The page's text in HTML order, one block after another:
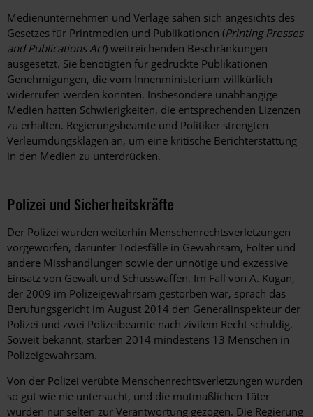
Medienunternehmen und Verlage sahen sich angesichts des
Gesetzes für Printmedien und Publikationen (Printing Presses
and Publications Act) weitreichenden Beschränkungen
ausgesetzt. Sie benötigten für gedruckte Publikationen
Genehmigungen, die vom Innenministerium willkürlich
widerrufen werden konnten. Insbesondere unabhängige
Medien hatten Schwierigkeiten, die entsprechenden Lizenzen
zu erhalten. Regierungsbeamte und Politiker strengten
Verleumdungsklagen an, um eine kritische Berichterstattung
in den Medien zu unterdrücken.
Polizei und Sicherheitskräfte
Der Polizei wurden weiterhin Menschenrechtsverletzungen
vorgeworfen, darunter Todesfälle in Gewahrsam, Folter und
andere Misshandlungen sowie der unnötige und exzessive
Einsatz von Gewalt und Schusswaffen. Im Fall von A. Kugan,
der 2009 im Polizeigewahrsam gestorben war, sprach das
Berufungsgericht im August 2014 den Generalinspekteur der
Polizei und zwei Polizeibeamte nach zivilem Recht schuldig.
Soweit bekannt, starben 2014 mindestens 13 Menschen in
Polizeigewahrsam.
Von der Polizei verübte Menschenrechtsverletzungen wurden
so gut wie nie untersucht, und die mutmaßlichen Täter
wurden nur selten zur Verantwortung gezogen. Die Regierung